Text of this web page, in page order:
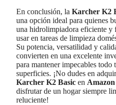
En conclusión, la Karcher K2
una opción ideal para quienes
una hidrolimpiadora eficiente y
usar en tareas de limpieza
Su potencia, versatilidad y
convierten en una excelente
para mantener impecables todo
superficies. ¡No dudes en
Karcher K2 Basic en Amazon
disfrutar de un hogar siempre
reluciente!